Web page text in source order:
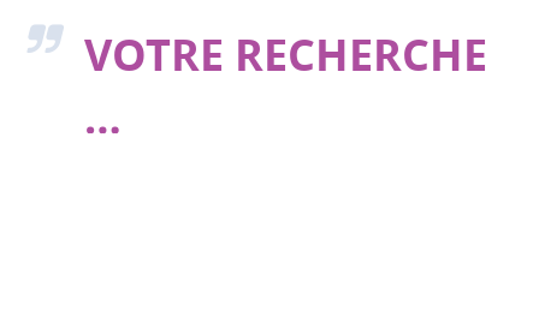
VOTRE RECHERCHE
…